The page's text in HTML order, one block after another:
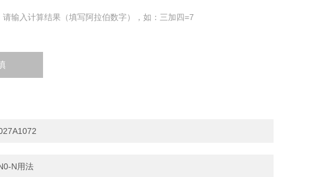
请输入计算结果（填写阿拉伯数字），如：三加四=7
N用法